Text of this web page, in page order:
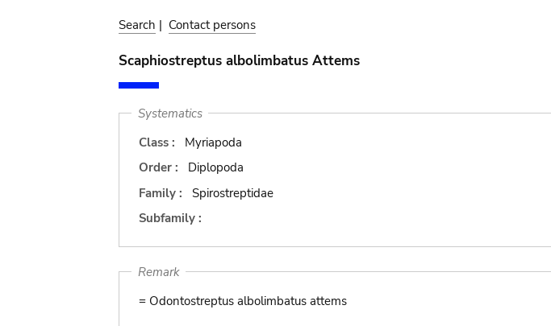
Search | Contact persons
Scaphiostreptus albolimbatus Attems
Systematics
Class :
Myriapoda
Order :
Diplopoda
Family :
Spirostreptidae
Subfamily :
Remark
= Odontostreptus albolimbatus attems